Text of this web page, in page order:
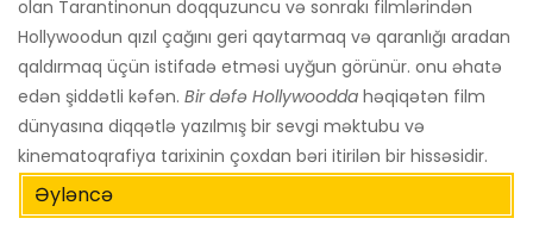
olan Tarantinonun doqquzuncu və sonrakı filmlərindən
Hollywoodun qızıl çağını geri qaytarmaq və qaranlığı aradan
qaldırmaq üçün istifadə etməsi uyğun görünür. onu əhatə
edən şiddətli kəfən. Bir dəfə Hollywoodda həqiqətən film
dünyasına diqqətlə yazılmış bir sevgi məktubu və
kinematoqrafiya tarixinin çoxdan bəri itirilən bir hissəsidir.
Əyləncə